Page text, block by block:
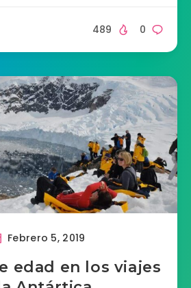
0
489
Febrero 5, 2019
edad en los viajes